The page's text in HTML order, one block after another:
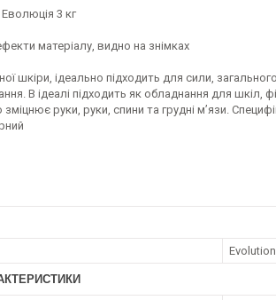
Еволюція 3 кг
матеріалу, видно на знімках
шкіри, ідеально підходить для сили,
В ідеалі підходить як обладнання для шкіл,
руки, руки, спини та грудні м’язи.
Evolution